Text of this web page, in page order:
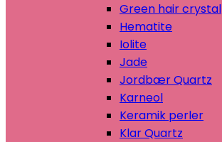
Green hair crystal
Hematite
Iolite
Jade
Jordbær Quartz
Karneol
Keramik perler
Klar Quartz